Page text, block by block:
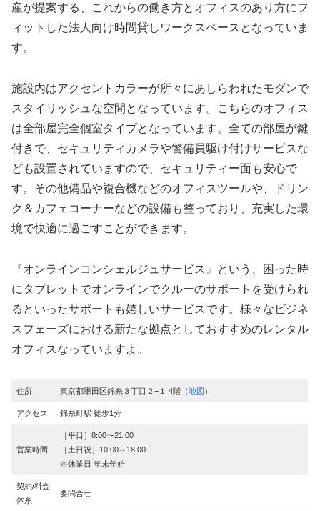
産が提案する、これからの働き方とオフィスのあり方にフ
ィットした法人向け時間貸しワークスペースとなっていま
す。
施設内はアクセントカラーが所々にあしらわれたモダンで
スタイリッシュな空間となっています。こちらのオフィス
は全部屋完全個室タイプとなっています。全ての部屋が鍵
付きで、セキュリティカメラや警備員駆け付けサービスな
ども設置されていますので、セキュリティー面も安心で
す。その他備品や複合機などのオフィスツールや、ドリン
ク＆カフェコーナーなどの設備も整っており、充実した環
境で快適に過ごすことができます。
『オンラインコンシェルジュサービス』という、困った時
にタブレットでオンラインでクルーのサポートを受けられ
るといったサポートも嬉しいサービスです。様々なビジネ
スフェーズにおける新たな拠点としておすすめのレンタル
オフィスなっていますよ。
住所 東京都墨田区錦糸３丁目２−１ 4階（地図 ）
アクセス 錦糸町駅 徒歩1分
営業時間
［平日］8:00〜21:00
［土日祝］10:00～18:00
※休業日 年末年始
契約/料金
体系
要問合せ